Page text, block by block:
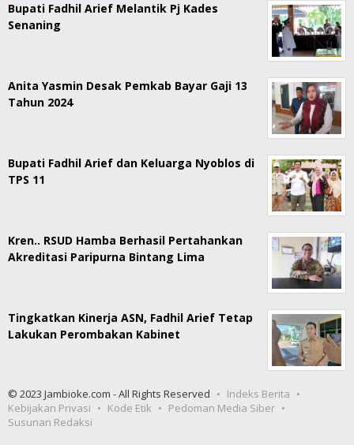
Bupati Fadhil Arief Melantik Pj Kades
Senaning
Anita Yasmin Desak Pemkab Bayar Gaji 13
Tahun 2024
Bupati Fadhil Arief dan Keluarga Nyoblos di
TPS 11
Kren.. RSUD Hamba Berhasil Pertahankan
Akreditasi Paripurna Bintang Lima
Tingkatkan Kinerja ASN, Fadhil Arief Tetap
Lakukan Perombakan Kabinet
© 2023 Jambioke.com - All Rights Reserved
Indeks Berita
Kebijakan Privasi
Kode Etik
Pedoman Media Siber
Susunan Redaksi